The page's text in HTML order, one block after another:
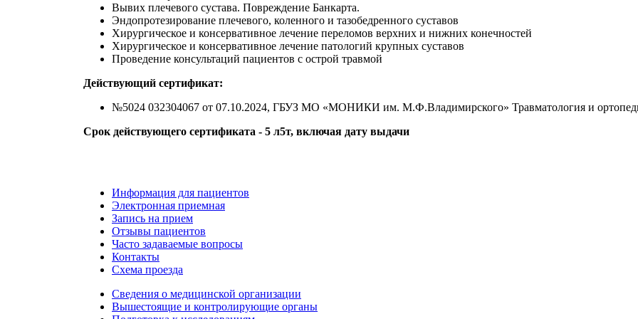
Вывих плечевого сустава. Повреждение Банкарта.
Эндопротезирование плечевого, коленного и тазобедренного суставов
Хирургическое и консервативное лечение переломов верхних и нижних конечностей
Хирургическое и консервативное лечение патологий крупных суставов
Проведение консультаций пациентов с острой травмой
Действующий сертификат:
№5024 032304067 от 07.10.2024, ГБУЗ МО «МОНИКИ им. М.Ф.Владимирского» Травматология и
Срок действующего сертификата - 5 л5т, включая дату выдачи
Информация для пациентов
Электронная приемная
Запись на прием
Отзывы пациентов
Часто задаваемые вопросы
Контакты
Схема проезда
Сведения о медицинской организации
Вышестоящие и контролирующие органы